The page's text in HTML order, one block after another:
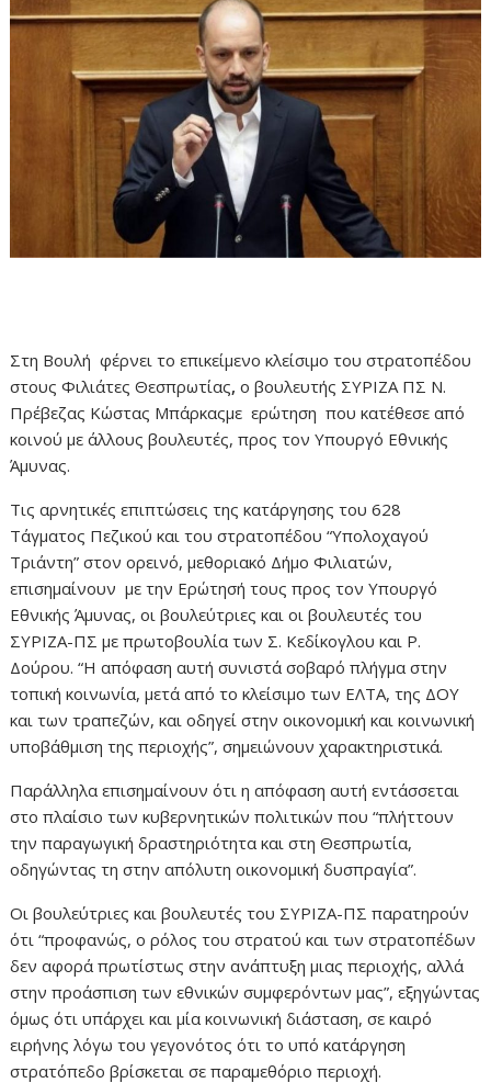
Στη Βουλή φέρνει το επικείμενο κλείσιμο του στρατοπέδου
στους Φιλιάτες Θεσπρωτίας, ο βουλευτής ΣΥΡΙΖΑ ΠΣ Ν.
Πρέβεζας Κώστας Μπάρκαςμε ερώτηση που κατέθεσε από
κοινού με άλλους βουλευτές, προς τον Υπουργό Εθνικής
Άμυνας.
Τις αρνητικές επιπτώσεις της κατάργησης του 628
Τάγματος Πεζικού και του στρατοπέδου “Υπολοχαγού
Τριάντη” στον ορεινό, μεθοριακό Δήμο Φιλιατών,
επισημαίνουν με την Ερώτησή τους προς τον Υπουργό
Εθνικής Άμυνας, οι βουλεύτριες και οι βουλευτές του
ΣΥΡΙΖΑ-ΠΣ με πρωτοβουλία των Σ. Κεδίκογλου και Ρ.
Δούρου. “Η απόφαση αυτή συνιστά σοβαρό πλήγμα στην
τοπική κοινωνία, μετά από το κλείσιμο των ΕΛΤΑ, της ΔΟΥ
και των τραπεζών, και οδηγεί στην οικονομική και κοινωνική
υποβάθμιση της περιοχής”, σημειώνουν χαρακτηριστικά.
Παράλληλα επισημαίνουν ότι η απόφαση αυτή εντάσσεται
στο πλαίσιο των κυβερνητικών πολιτικών που “πλήττουν
την παραγωγική δραστηριότητα και στη Θεσπρωτία,
οδηγώντας τη στην απόλυτη οικονομική δυσπραγία”.
Οι βουλεύτριες και βουλευτές του ΣΥΡΙΖΑ-ΠΣ παρατηρούν
ότι “προφανώς, ο ρόλος του στρατού και των στρατοπέδων
δεν αφορά πρωτίστως στην ανάπτυξη μιας περιοχής, αλλά
στην προάσπιση των εθνικών συμφερόντων μας”, εξηγώντας
όμως ότι υπάρχει και μία κοινωνική διάσταση, σε καιρό
ειρήνης λόγω του γεγονότος ότι το υπό κατάργηση
στρατόπεδο βρίσκεται σε παραμεθόριο περιοχή.